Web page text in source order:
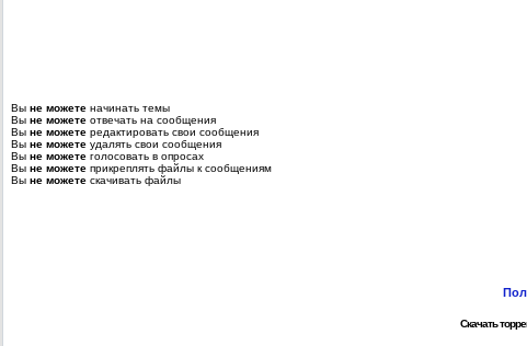
Вы не можете начинать темы
Вы не можете отвечать на сообщения
Вы не можете редактировать свои сообщения
Вы не можете удалять свои сообщения
Вы не можете голосовать в опросах
Вы не можете прикреплять файлы к сообщениям
Вы не можете скачивать файлы
Скачать